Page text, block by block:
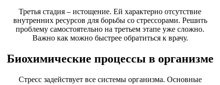
Третья стадия – истощение. Ей характерно отсутствие
внутренних ресурсов для борьбы со стрессорами. Решить
проблему самостоятельно на третьем этапе уже сложно.
Важно как можно быстрее обратиться к врачу.
Биохимические процессы в организме
Стресс задействует все системы организма. Основные